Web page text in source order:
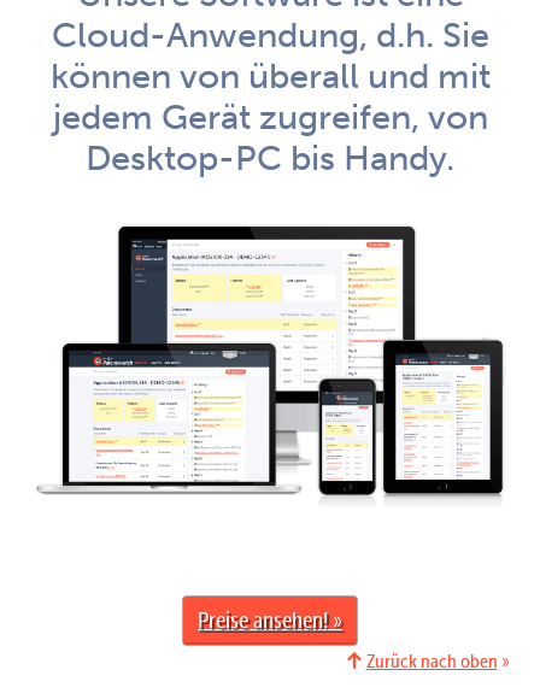
Cloud-Anwendung, d.h. Sie
können von überall und mit
jedem Gerät zugreifen, von
Desktop-PC bis Handy.
Preise ansehen
Zurück nach oben